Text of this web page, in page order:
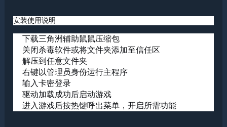
安装使用说明
下载三角洲辅助鼠鼠压缩包
关闭杀毒软件或将文件夹添加至信任区
解压到任意文件夹
右键以管理员身份运行主程序
输入卡密登录
驱动加载成功后启动游戏
进入游戏后按热键呼出菜单，开启所需功能